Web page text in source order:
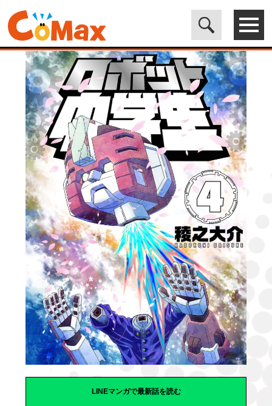
電子書籍マンガ CoMax(コマックス)公式サイト - 株式会社ICE>
ORIGINAL> ロボット中学生4
LINEマンガで最新話を読む